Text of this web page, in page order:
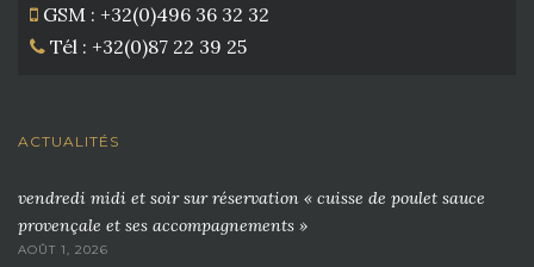
GSM : +32(0)496 36 32 32
Tél : +32(0)87 22 39 25
ACTUALITÉS
vendredi midi et soir sur réservation « cuisse de poulet sauce
provençale et ses accompagnements »
AOÛT 1, 2026